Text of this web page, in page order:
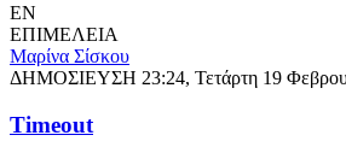
EN
ΕΠΙΜΕΛΕΙΑ
Μαρίνα Σίσκου
ΔΗΜΟΣΙΕΥΣΗ 23:24, Τετάρτη 19
Timeout